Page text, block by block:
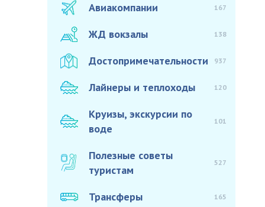
Авиакомпании 167
ЖД вокзалы 138
Достопримечательности 937
Лайнеры и теплоходы 120
Круизы, экскурсии по
воде
101
Полезные советы
туристам
527
Трансферы 165